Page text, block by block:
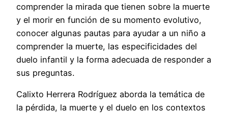
comprender la mirada que tienen sobre la muerte
y el morir en función de su momento evolutivo,
conocer algunas pautas para ayudar a un niño a
comprender la muerte, las especificidades del
duelo infantil y la forma adecuada de responder a
sus preguntas.
Calixto Herrera Rodríguez aborda la temática de
la pérdida, la muerte y el duelo en los contextos